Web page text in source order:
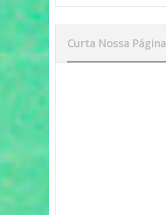
Curta Nossa Página